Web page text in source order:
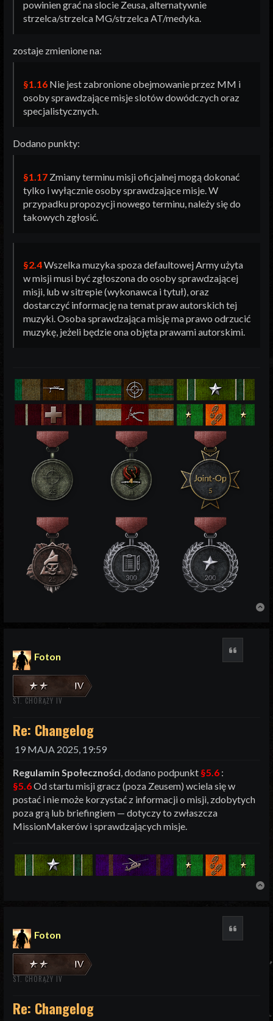
powinien grać na slocie Zeusa, alternatywnie
strzelca/strzelca MG/strzelca AT/medyka.
zostaje zmienione na:
§1.16 Nie jest zabronione obejmowanie przez MM i
osoby sprawdzające misje slotów dowódczych oraz
specjalistycznych.
Dodano punkty:
§1.17 Zmiany terminu misji oficjalnej mogą dokonać
tylko i wyłącznie osoby sprawdzające misje. W
przypadku propozycji nowego terminu, należy się do
takowych zgłosić.
§2.4Wszelka muzyka spoza defaultowej Army użyta
w misji musi być zgłoszona do osoby sprawdzającej
misji, lub w sitrepie (wykonawca i tytuł), oraz
dostarczyć informację na temat praw autorskich tej
muzyki. Osoba sprawdzająca misję ma prawo odrzucić
muzykę, jeżeli będzie ona objęta prawami autorskimi.
Foton
ST. CHORĄŻY IV
Re: Changelog
19 MAJA 2025, 19:59
Regulamin Społeczności, dodano podpunkt §5.6 :
§5.6Od startu misji gracz (poza Zeusem) wciela się w
postać i nie może korzystać z informacji o misji, zdobytych
poza grą lub briefingiem — dotyczy to zwłaszcza
MissionMakerów i sprawdzających misje.
Foton
ST. CHORĄŻY IV
Re: Changelog